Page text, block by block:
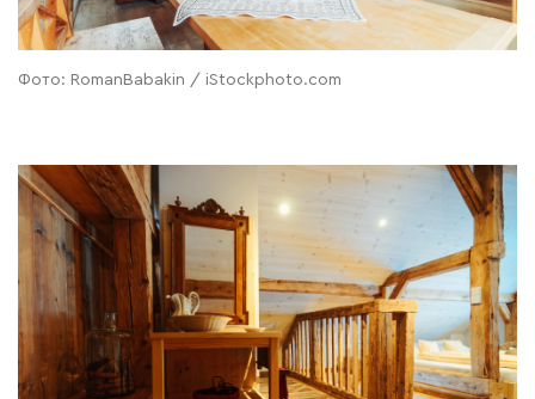
Фото: RomanBabakin / iStockphoto.com